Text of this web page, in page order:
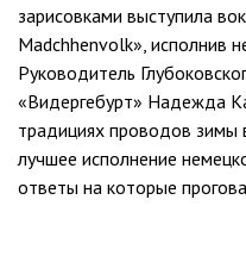
зарисовками выступила
Madchhenvolk», исполнив
Руководитель
«Видергебурт» Надежда
традициях проводов зимы
лучшее исполнение
ответы на которые